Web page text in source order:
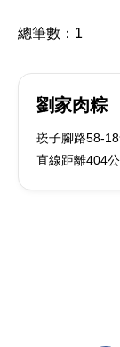
總筆數： 1
劉家肉粽
崁子腳路58-
直線距離404